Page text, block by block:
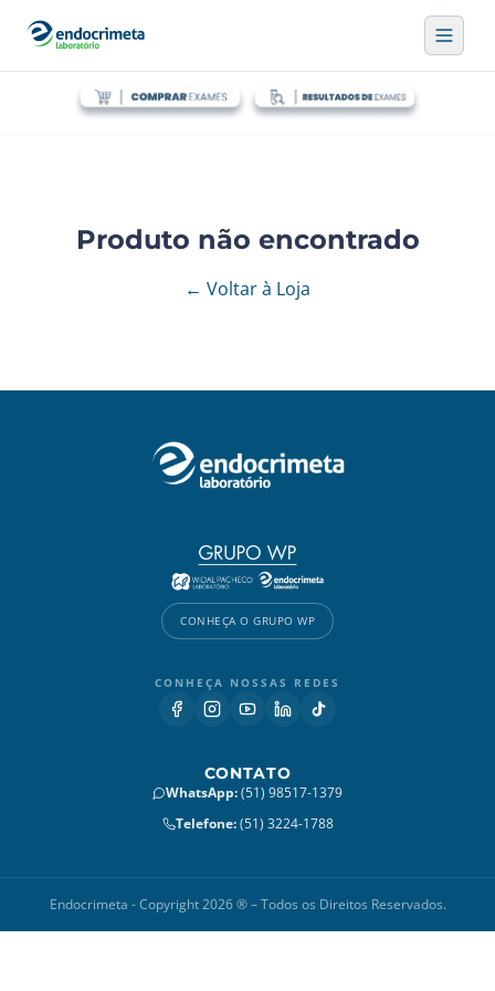
Produto não encontrado
← Voltar à Loja
CONHEÇA O GRUPO WP
CONHEÇA NOSSAS REDES
CONTATO
WhatsApp:(51) 98517-1379
Telefone:(51) 3224-1788
Endocrimeta - Copyright 2026 ® – Todos os Direitos Reservados.